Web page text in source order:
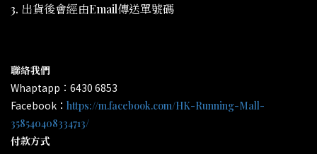
3. 出貨後會經由Email傳送單號碼
聯絡我們
Whaptapp：6430 6853
Facebook： https://m.facebook.com/HK-Running-Mall-
358540408334713/
付款方式